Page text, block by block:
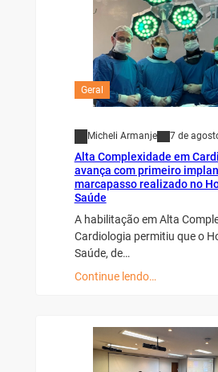
Geral
Micheli Armanje 7 de
Alta Complexidade em
avança com primeiro
marcapasso realizado no
Saúde
A habilitação em Alta
Cardiologia permitiu que o
Saúde, de…
Continue lendo…